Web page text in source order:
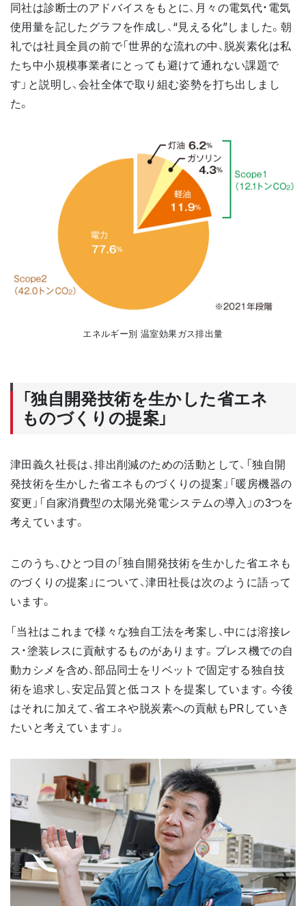
同社は診断士のアドバイスをもとに、月々の電気代・電気
使用量を記したグラフを作成し、“見える化”しました。朝
礼では社員全員の前で「世界的な流れの中、脱炭素化は私
たち中小規模事業者にとっても避けて通れない課題で
す」と説明し、会社全体で取り組む姿勢を打ち出しまし
た。
エネルギー別 温室効果ガス排出量
「独自開発技術を生かした省エネ
ものづくりの提案」
津田義久社長は、排出削減のための活動として、「独自開
発技術を生かした省エネものづくりの提案」「暖房機器の
変更」「自家消費型の太陽光発電システムの導入」の3つを
考えています。
このうち、ひとつ目の「独自開発技術を生かした省エネも
のづくりの提案」について、津田社長は次のように語って
います。
「当社はこれまで様々な独自工法を考案し、中には溶接レ
ス・塗装レスに貢献するものがあります。プレス機での自
動カシメを含め、部品同士をリベットで固定する独自技
術を追求し、安定品質と低コストを提案しています。今後
はそれに加えて、省エネや脱炭素への貢献もPRしていき
たいと考えています」。